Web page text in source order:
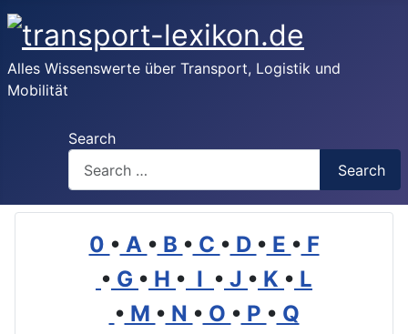
Alles Wissenswerte über Transport, Logistik und
Mobilität
Search
Search
0 • A • B • C • D • E • F
• G • H • I • J • K • L
• M • N • O • P • Q